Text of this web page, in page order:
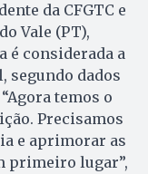
da CFGTC e
Vale (PT),
é considerada a
segundo dados
temos o
Precisamos
e aprimorar as
primeiro lugar”,